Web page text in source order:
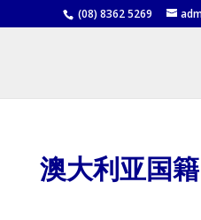
(08) 8362 5269
澳大利亚国籍